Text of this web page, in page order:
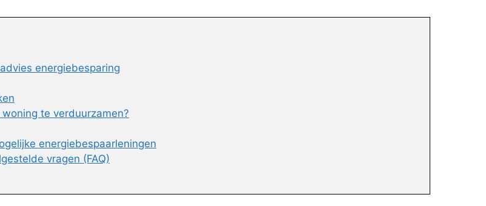
energiebesparing
te verduurzamen?
energiebespaarleningen
vragen (FAQ)